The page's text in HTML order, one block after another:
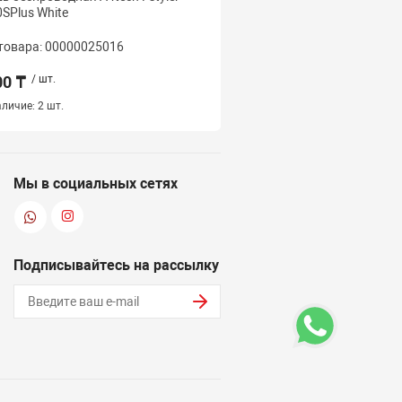
White
00000025016
₸ / шт.
2 шт.
Мы в социальных сетях
Подписывайтесь на рассылку